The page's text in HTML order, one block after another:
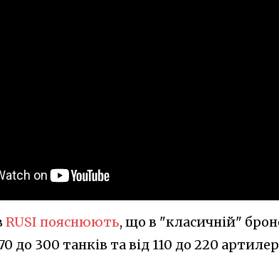
RUSI пояснюють, що в "класичній"
до 300 танків та від 110 до 220